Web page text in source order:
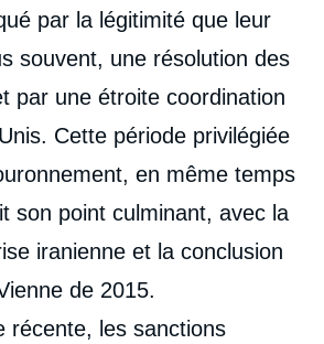
par la légitimité que leur
souvent, une résolution des
par une étroite coordination
Cette période privilégiée
en même temps
son point culminant, avec la
iranienne et la conclusion
de 2015.
récente, les sanctions